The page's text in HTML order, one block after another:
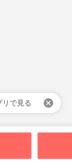
リで見る